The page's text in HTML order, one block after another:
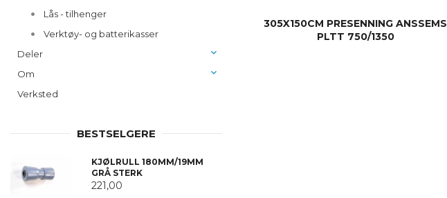
305X150CM PRESENNING ANSSEMS
PLTT 750/1350
Lås - tilhenger
Verktøy- og batterikasser
Deler
Om
Verksted
BESTSELGERE
KJØLRULL 180MM/19MM
GRÅ STERK
221,00